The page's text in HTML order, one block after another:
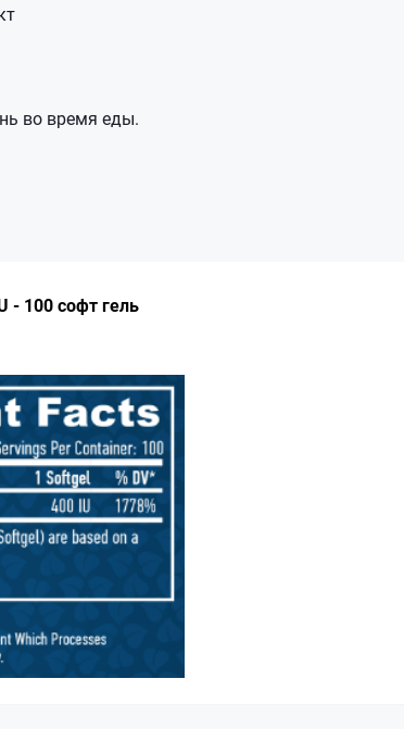
во время еды.
- 100 софт гель